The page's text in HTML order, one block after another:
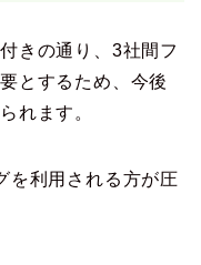
きの通り、3社間フ
とするため、今後
れます。
を利用される方が圧